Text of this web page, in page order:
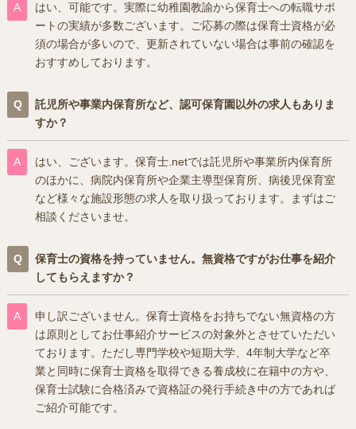
はい、可能です。実際に幼稚園教諭から保育士への転職サポ
ートの実績が多数ございます。ご応募の際は保育士資格が必
須の場合が多いので、更新されていない場合は事前の確認を
おすすめしております。
託児所や事業内保育所など、認可保育園以外の求人もありま
すか？
はい、ございます。保育士.netでは託児所や事業所内保育所
のほかに、病院内保育所や企業主導型保育所、病後児保育室
など様々な施設形態の求人を取り扱っております。まずはご
相談くださいませ。
保育士の資格を持っていません。無資格ですがお仕事を紹介
してもらえますか？
申し訳ございません。保育士資格をお持ちでない無資格の方
は原則としてお仕事紹介サービスの対象外とさせていただい
ております。ただし専門学校や短期大学、4年制大学など卒
業と同時に保育士資格を取得できる養成校に在籍中の方や、
保育士試験に合格済みで資格証の発行手続き中の方であれば
ご紹介可能です。